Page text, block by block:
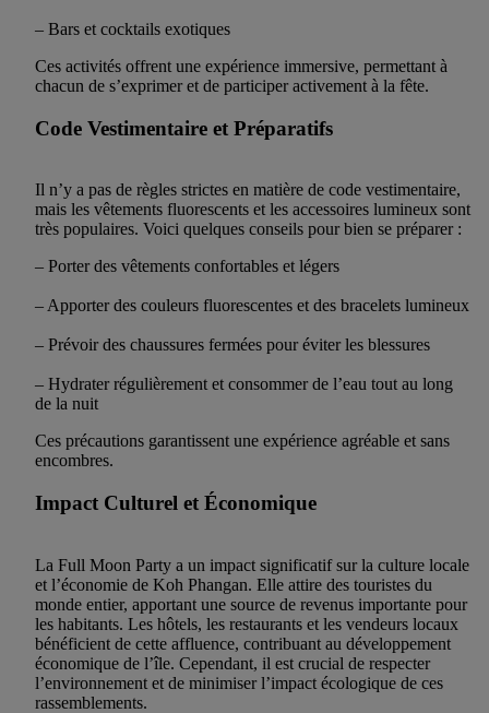
– Bars et cocktails exotiques
Ces activités offrent une expérience immersive, permettant à
chacun de s’exprimer et de participer activement à la fête.
Code Vestimentaire et Préparatifs
Il n’y a pas de règles strictes en matière de code vestimentaire,
mais les vêtements fluorescents et les accessoires lumineux sont
très populaires. Voici quelques conseils pour bien se préparer :
– Porter des vêtements confortables et légers
– Apporter des couleurs fluorescentes et des bracelets lumineux
– Prévoir des chaussures fermées pour éviter les blessures
– Hydrater régulièrement et consommer de l’eau tout au long
de la nuit
Ces précautions garantissent une expérience agréable et sans
encombres.
Impact Culturel et Économique
La Full Moon Party a un impact significatif sur la culture locale
et l’économie de Koh Phangan. Elle attire des touristes du
monde entier, apportant une source de revenus importante pour
les habitants. Les hôtels, les restaurants et les vendeurs locaux
bénéficient de cette affluence, contribuant au développement
économique de l’île. Cependant, il est crucial de respecter
l’environnement et de minimiser l’impact écologique de ces
rassemblements.